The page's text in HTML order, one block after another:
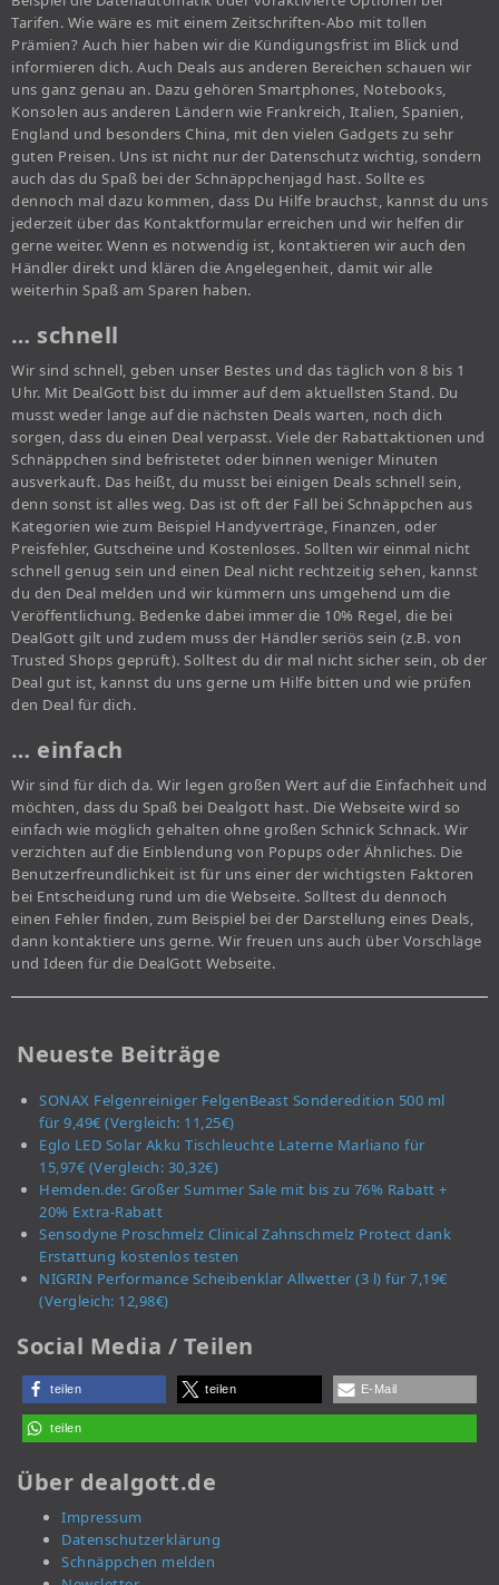
Tarifen. Wie wäre es mit einem Zeitschriften-Abo mit tollen
Prämien? Auch hier haben wir die Kündigungsfrist im Blick und
informieren dich. Auch Deals aus anderen Bereichen schauen wir
uns ganz genau an. Dazu gehören Smartphones, Notebooks,
Konsolen aus anderen Ländern wie Frankreich, Italien, Spanien,
England und besonders China, mit den vielen Gadgets zu sehr
guten Preisen. Uns ist nicht nur der Datenschutz wichtig, sondern
auch das du Spaß bei der Schnäppchenjagd hast. Sollte es
dennoch mal dazu kommen, dass Du Hilfe brauchst, kannst du uns
jederzeit über das Kontaktformular erreichen und wir helfen dir
gerne weiter. Wenn es notwendig ist, kontaktieren wir auch den
Händler direkt und klären die Angelegenheit, damit wir alle
weiterhin Spaß am Sparen haben.
… schnell
Wir sind schnell, geben unser Bestes und das täglich von 8 bis 1
Uhr. Mit DealGott bist du immer auf dem aktuellsten Stand. Du
musst weder lange auf die nächsten Deals warten, noch dich
sorgen, dass du einen Deal verpasst. Viele der Rabattaktionen und
Schnäppchen sind befristetet oder binnen weniger Minuten
ausverkauft. Das heißt, du musst bei einigen Deals schnell sein,
denn sonst ist alles weg. Das ist oft der Fall bei Schnäppchen aus
Kategorien wie zum Beispiel Handyverträge, Finanzen, oder
Preisfehler, Gutscheine und Kostenloses. Sollten wir einmal nicht
schnell genug sein und einen Deal nicht rechtzeitig sehen, kannst
du den Deal melden und wir kümmern uns umgehend um die
Veröffentlichung. Bedenke dabei immer die 10% Regel, die bei
DealGott gilt und zudem muss der Händler seriös sein (z.B. von
Trusted Shops geprüft). Solltest du dir mal nicht sicher sein, ob der
Deal gut ist, kannst du uns gerne um Hilfe bitten und wie prüfen
den Deal für dich.
… einfach
Wir sind für dich da. Wir legen großen Wert auf die Einfachheit und
möchten, dass du Spaß bei Dealgott hast. Die Webseite wird so
einfach wie möglich gehalten ohne großen Schnick Schnack. Wir
verzichten auf die Einblendung von Popups oder Ähnliches. Die
Benutzerfreundlichkeit ist für uns einer der wichtigsten Faktoren
bei Entscheidung rund um die Webseite. Solltest du dennoch
einen Fehler finden, zum Beispiel bei der Darstellung eines Deals,
dann kontaktiere uns gerne. Wir freuen uns auch über Vorschläge
und Ideen für die DealGott Webseite.
Neueste Beiträge
SONAX Felgenreiniger FelgenBeast Sonderedition 500 ml
für 9,49€ (Vergleich: 11,25€)
Eglo LED Solar Akku Tischleuchte Laterne Marliano für
15,97€ (Vergleich: 30,32€)
Hemden.de: Großer Summer Sale mit bis zu 76% Rabatt +
20% Extra-Rabatt
Sensodyne Proschmelz Clinical Zahnschmelz Protect dank
Erstattung kostenlos testen
NIGRIN Performance Scheibenklar Allwetter (3 l) für 7,19€
(Vergleich: 12,98€)
Social Media / Teilen
teilen teilen E-Mail
teilen
Über dealgott.de
Impressum
Datenschutzerklärung
Schnäppchen melden